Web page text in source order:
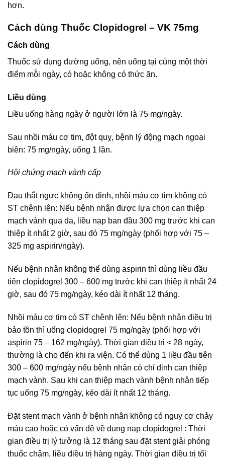
hơn.
Cách dùng Thuốc Clopidogrel – VK 75mg
Cách dùng
Thuốc sử dụng đường uống, nên uống tại cùng một thời
điểm mỗi ngày, có hoặc không có thức ăn.
Liều dùng
Liều uống hàng ngày ở người lớn là 75 mg/ngày.
Sau nhồi máu cơ tim, đột quỵ, bệnh lý động mạch ngoại
biên: 75 mg/ngày, uống 1 lần.
Hội chứng mạch vành cấp
Đau thắt ngực không ổn định, nhồi máu cơ tim không có
ST chênh lên: Nếu bệnh nhận được lựa chọn can thiệp
mạch vành qua da, liều nạp ban đầu 300 mg trước khi can
thiệp ít nhất 2 giờ, sau đó 75 mg/ngày (phối hợp với 75 –
325 mg aspirin/ngày).
Nếu bệnh nhân không thể dùng aspirin thì dùng liều đầu
tiên clopidogrel 300 – 600 mg trước khi can thiệp ít nhất 24
giờ, sau đó 75 mg/ngày, kéo dài ít nhất 12 tháng.
Nhồi máu cơ tim có ST chênh lên: Nếu bệnh nhân điều trị
bảo tồn thì uống clopidogrel 75 mg/ngày (phối hợp với
aspirin 75 – 162 mg/ngày). Thời gian điều trị < 28 ngày,
thường là cho đến khi ra viện. Có thể dùng 1 liều đầu tiên
300 – 600 mg/ngày nếu bệnh nhân có chỉ định can thiệp
mạch vành. Sau khi can thiệp mạch vành bệnh nhân tiếp
tục uống 75 mg/ngày, kéo dài ít nhất 12 tháng.
Đặt stent mạch vành ở bệnh nhân không có nguy cơ chảy
máu cao hoặc có vấn đề về dung nạp clopidogrel : Thời
gian điều trị lý tưởng là 12 tháng sau đặt stent giải phóng
thuốc chậm, liều điều trị hàng ngày. Thời gian điều trị tối